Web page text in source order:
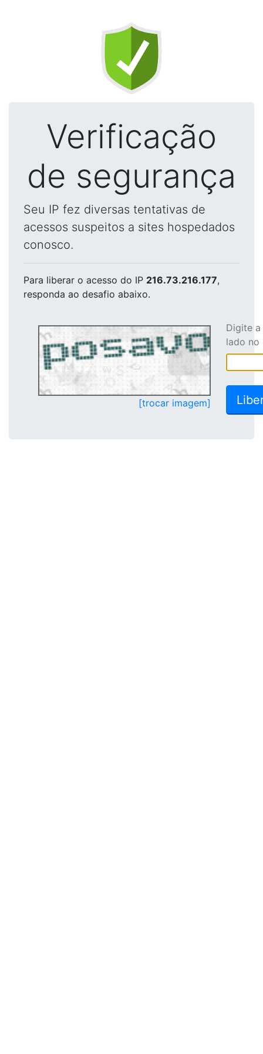
Verificação
de segurança
Seu IP fez diversas tentativas de
acessos suspeitos a sites hospedados
conosco.
Para liberar o acesso do IP 216.73.216.177,
responda ao desafio abaixo.
[trocar imagem]
Digite
lado no